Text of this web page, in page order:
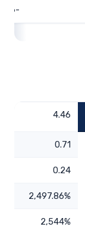
-111.86
4.46
0.71
0.24
2,497.86%
2,544%